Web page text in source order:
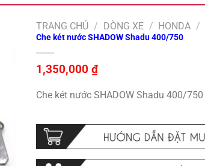
TRANG CHỦ / DÒNG XE / HONDA /
Che két nước SHADOW Shadu 400/750
1,350,000₫
Che két nước SHADOW Shadu 400/750